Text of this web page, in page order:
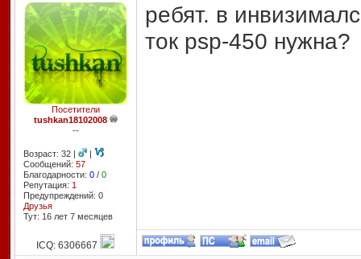
Посетители
tushkan18102008
--
Возраст: 32 |
|
Сообщений: 57
Благодарности: 0/ 0
Репутация: 1
Предупреждений: 0
Друзья
Тут: 16 лет 7 месяцев
ребят. в
ток psp-450 нужна?
ICQ: 6306667